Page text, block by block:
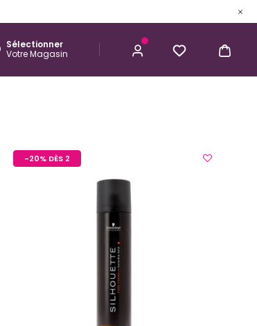
Sélectionner
Votre MagasinHomme
Kérastase
-20% DÈS 2